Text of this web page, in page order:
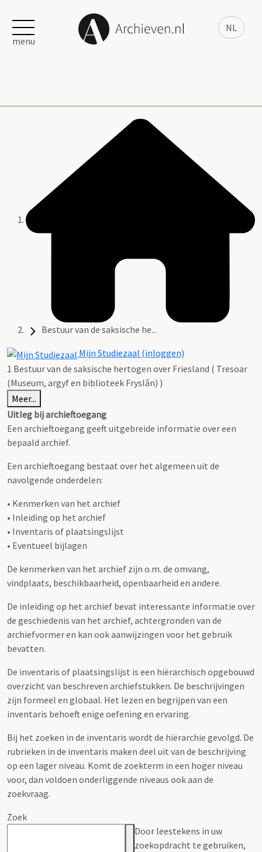
NL
menu
Bestuur van de saksische he...
Mijn Studiezaal (inloggen)
1 Bestuur van de saksische hertogen over Friesland ( Tresoar
(Museum, argyf en biblioteek Fryslân) )
Meer...
Uitleg bij archieftoegang
Een archieftoegang geeft uitgebreide informatie over een
bepaald archief.
Een archieftoegang bestaat over het algemeen uit de
navolgende onderdelen:
• Kenmerken van het archief
• Inleiding op het archief
• Inventaris of plaatsingslijst
• Eventueel bijlagen
De kenmerken van het archief zijn o.m. de omvang,
vindplaats, beschikbaarheid, openbaarheid en andere.
De inleiding op het archief bevat interessante informatie over
de geschiedenis van het archief, achtergronden van de
archiefvormer en kan ook aanwijzingen voor het gebruik
bevatten.
De inventaris of plaatsingslijst is een hiërarchisch opgebouwd
overzicht van beschreven archiefstukken. De beschrijvingen
zijn formeel en globaal. Het lezen en begrijpen van een
inventaris behoeft enige oefening en ervaring.
Bij het zoeken in de inventaris wordt de hiërarchie gevolgd. De
rubrieken in de inventaris maken deel uit van de beschrijving
op een lager niveau. Komt de zoekterm in een hoger niveau
voor, dan voldoen onderliggende niveaus ook aan de
zoekvraag.
Zoek
Door leestekens in uw
zoekopdracht te gebruiken,